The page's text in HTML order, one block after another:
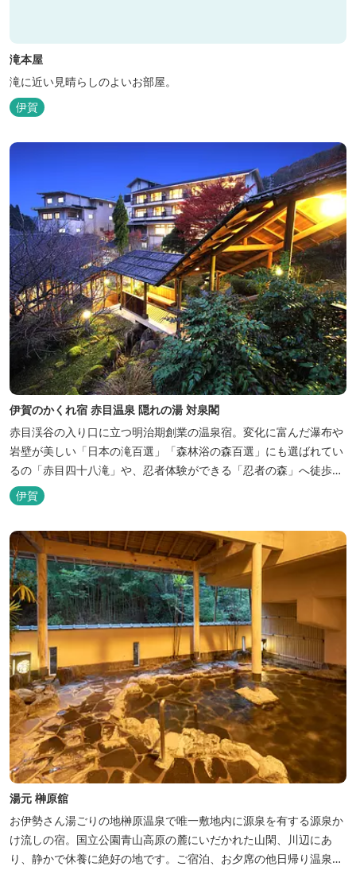
滝本屋
滝に近い見晴らしのよいお部屋。
伊賀
伊賀のかくれ宿 赤目温泉 隠れの湯 対泉閣
赤目渓谷の入り口に立つ明治期創業の温泉宿。変化に富んだ瀑布や
岩壁が美しい「日本の滝百選」「森林浴の森百選」にも選ばれてい
るの「赤目四十八滝」や、忍者体験ができる「忍者の森」へ徒歩５
分と観光にも好立地です。 地下１０００メートルから湧くアルカリ
性単純温泉はしっとり滑らかな肌触りで美肌効果も期待できます。
たせ湯を備えた「くのいちの...
伊賀
湯元 榊原舘
お伊勢さん湯ごりの地榊原温泉で唯一敷地内に源泉を有する源泉か
け流しの宿。国立公園青山高原の麓にいだかれた山閑、川辺にあ
り、静かで休養に絶好の地です。ご宿泊、お夕席の他日帰り温泉も